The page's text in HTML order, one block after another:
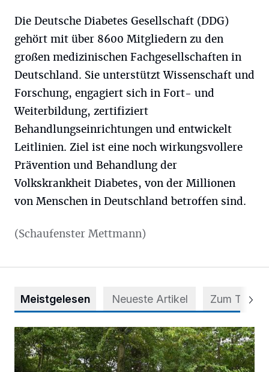
Die Deutsche Diabetes Gesellschaft (DDG)
gehört mit über 8600 Mitgliedern zu den
großen medizinischen Fachgesellschaften in
Deutschland. Sie unterstützt Wissenschaft und
Forschung, engagiert sich in Fort- und
Weiterbildung, zertifiziert
Behandlungseinrichtungen und entwickelt
Leitlinien. Ziel ist eine noch wirkungsvollere
Prävention und Behandlung der
Volkskrankheit Diabetes, von der Millionen
von Menschen in Deutschland betroffen sind.
(Schaufenster Mettmann)
Meistgelesen Neueste Artikel Zum Thema
Aus Grau wird Haltung